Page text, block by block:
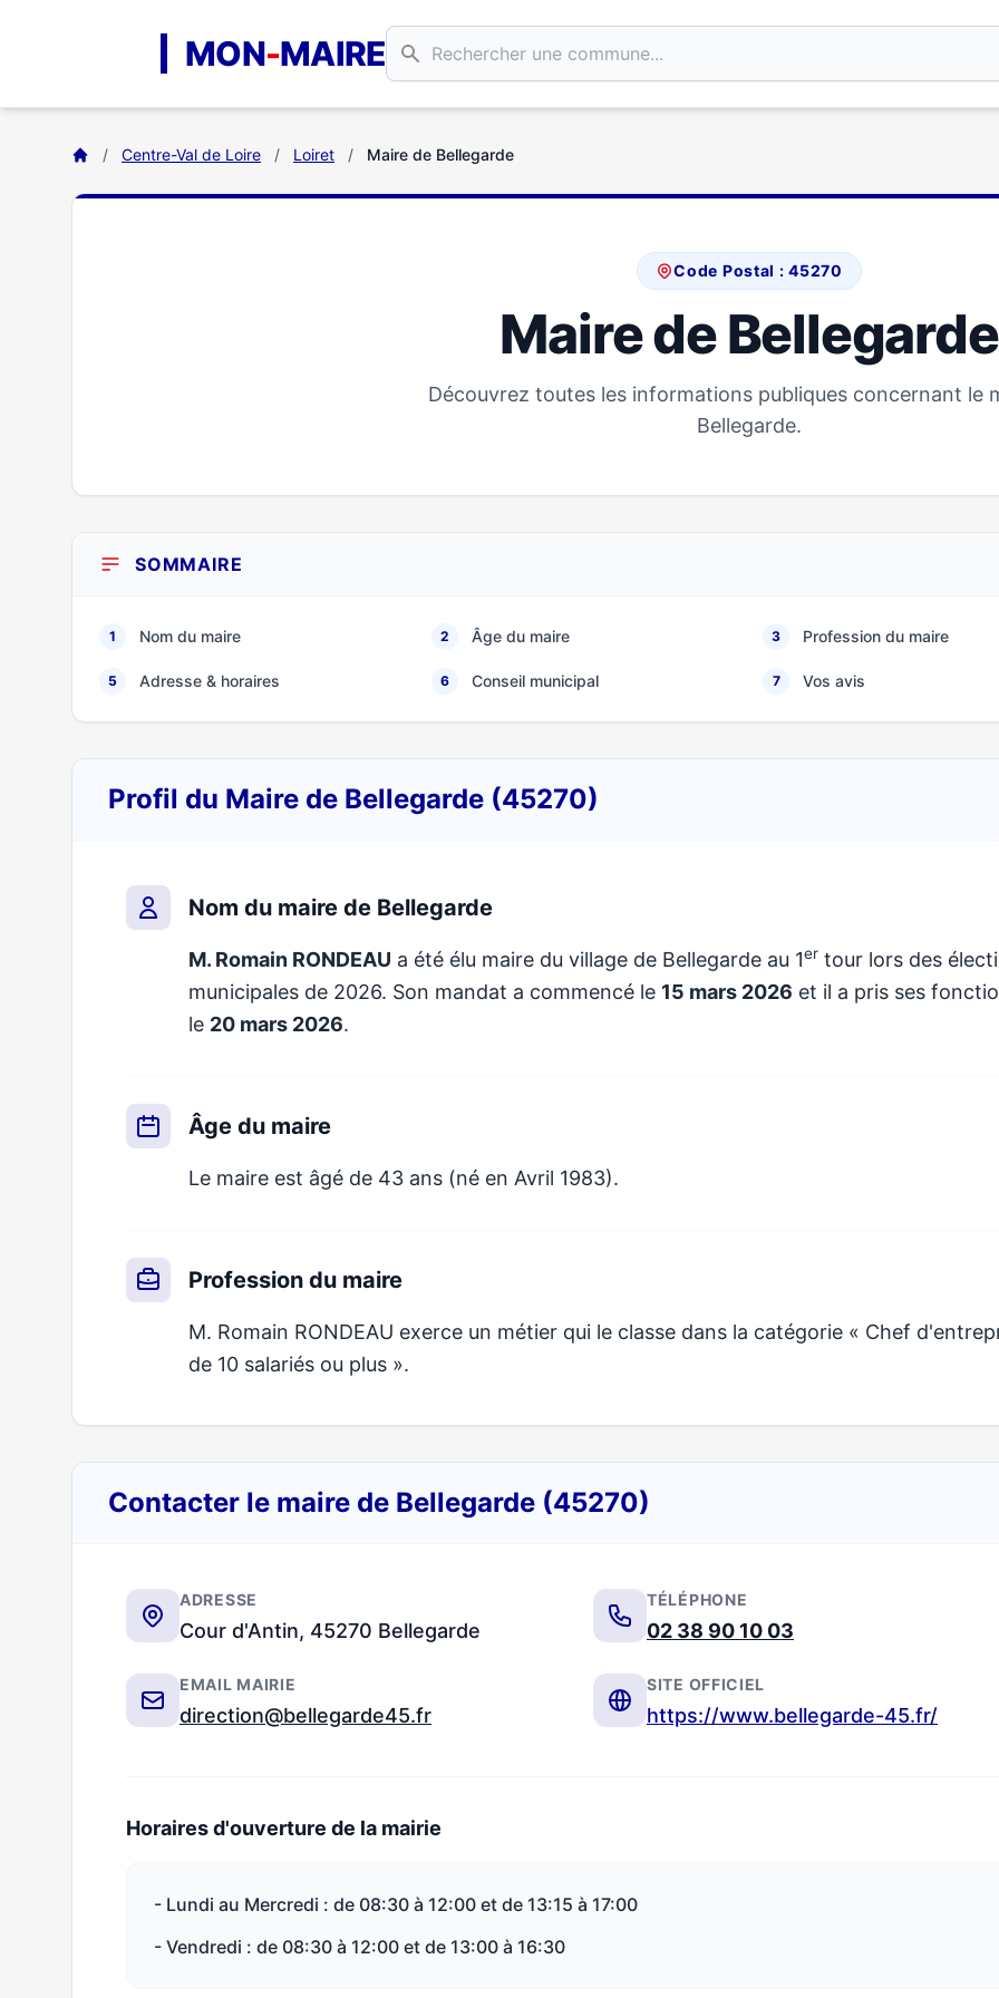
MON-MAIRE
/ Centre-Val de Loire / Loiret / Maire de Bellegarde
Code Postal : 45270
Maire de Bellegarde
Découvrez toutes les informations publiques concernant le
Bellegarde.
SOMMAIRE
1 Nom du maire 2 Âge du maire 3 Profession du maire
5 Adresse & horaires 6 Conseil municipal 7 Vos avis
Profil du Maire de Bellegarde (45270)
Nom du maire de Bellegarde
M. Romain RONDEAU a été élu maire du village de Bellegarde au 1er tour lors des
municipales de 2026. Son mandat a commencé le 15 mars 2026 et il a pris ses
le 20 mars 2026.
Âge du maire
Le maire est âgé de 43 ans (né en Avril 1983).
Profession du maire
M. Romain RONDEAU exerce un métier qui le classe dans la catégorie « Chef
de 10 salariés ou plus ».
Contacter le maire de Bellegarde (45270)
ADRESSE
Cour d'Antin, 45270 Bellegarde
TÉLÉPHONE
02 38 90 10 03
EMAIL MAIRIE
direction@bellegarde45.fr
SITE OFFICIEL
https://www.bellegarde-45.fr/
Horaires d'ouverture de la mairie
- Lundi au Mercredi : de 08:30 à 12:00 et de 13:15 à 17:00
- Vendredi : de 08:30 à 12:00 et de 13:00 à 16:30